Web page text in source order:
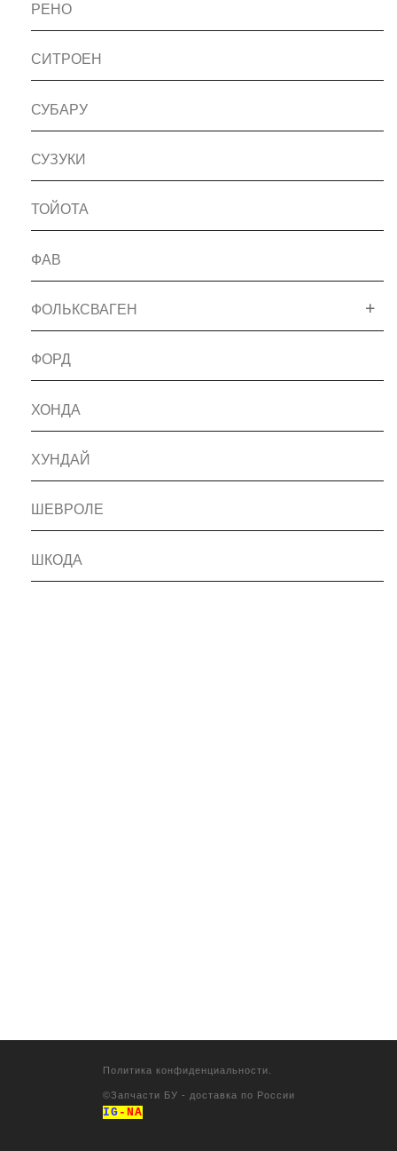
РЕНО
СИТРОЕН
СУБАРУ
СУЗУКИ
ТОЙОТА
ФАВ
ФОЛЬКСВАГЕН
ФОРД
ХОНДА
ХУНДАЙ
ШЕВРОЛЕ
ШКОДА
Политика конфиденциальности.
©Запчасти БУ - доставка по России
IG -NA